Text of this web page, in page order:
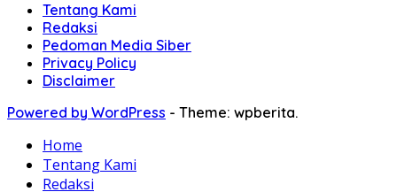
Tentang Kami
Redaksi
Pedoman Media Siber
Privacy Policy
Disclaimer
Powered by WordPress - Theme: wpberita.
Home
Tentang Kami
Redaksi